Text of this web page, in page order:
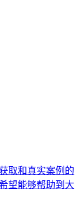
取和真实案例的
望能够帮助到大